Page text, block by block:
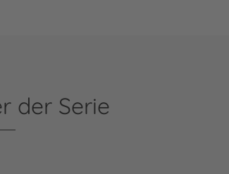
der Serie